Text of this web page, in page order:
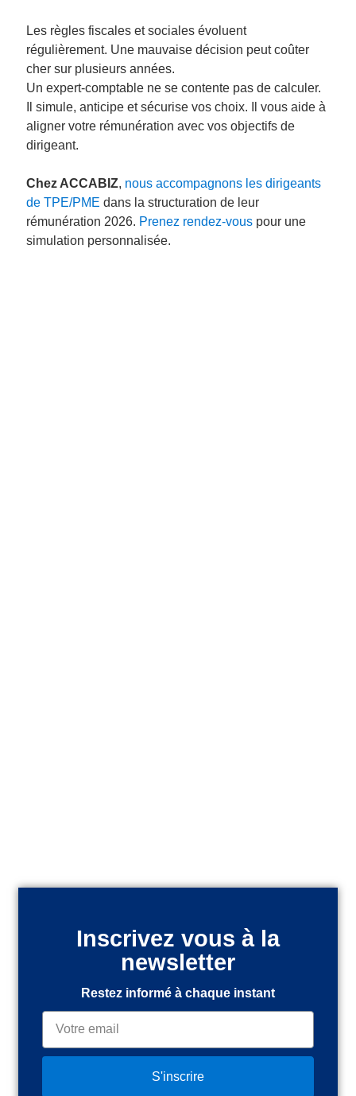
Les règles fiscales et sociales évoluent
régulièrement. Une mauvaise décision peut coûter
cher sur plusieurs années.
Un expert-comptable ne se contente pas de calculer.
Il simule, anticipe et sécurise vos choix. Il vous aide à
aligner votre rémunération avec vos objectifs de
dirigeant.
Chez ACCABIZ, nous accompagnons les dirigeants
de TPE/PME dans la structuration de leur
rémunération 2026. Prenez rendez-vous pour une
simulation personnalisée.
Inscrivez vous à la
newsletter
Restez informé à chaque instant
S'inscrire